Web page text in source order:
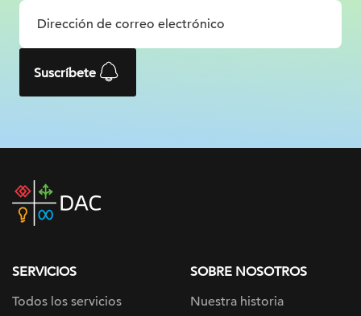
Suscríbete
home
SERVICIOS
Todos los servicios
SOBRE NOSOTROS
Nuestra historia